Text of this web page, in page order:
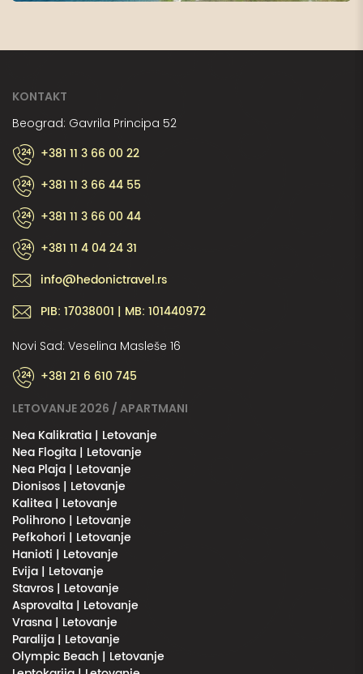
KONTAKT
Beograd: Gavrila Principa 52
+381 11 3 66 00 22
+381 11 3 66 44 55
+381 11 3 66 00 44
+381 11 4 04 24 31
info@hedonictravel.rs
PIB: 17038001 | MB: 101440972
Novi Sad: Veselina Masleše 16
+381 21 6 610 745
LETOVANJE 2026 / APARTMANI
Nea Kalikratia | Letovanje
Nea Flogita | Letovanje
Nea Plaja | Letovanje
Dionisos | Letovanje
Kalitea | Letovanje
Polihrono | Letovanje
Pefkohori | Letovanje
Hanioti | Letovanje
Evija | Letovanje
Stavros | Letovanje
Asprovalta | Letovanje
Vrasna | Letovanje
Paralija | Letovanje
Olympic Beach | Letovanje